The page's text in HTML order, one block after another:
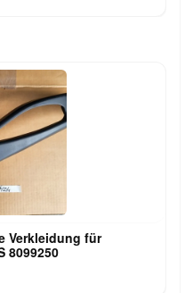
Verkleidung für
8099250